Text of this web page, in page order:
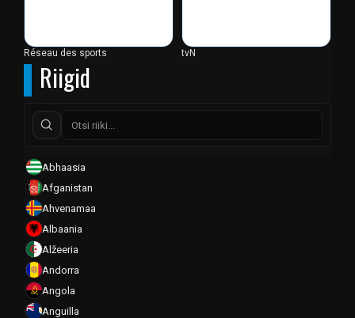
Riigid
Abhaasia
Afganistan
Ahvenamaa
Albaania
Alžeeria
Andorra
Angola
Anguilla
Réseau des sports tvN